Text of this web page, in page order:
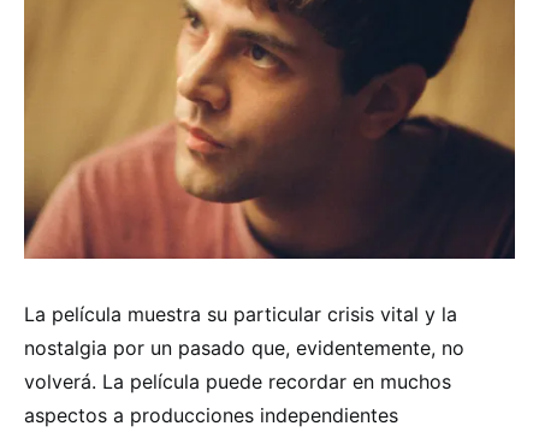
La película muestra su particular crisis vital y la
nostalgia por un pasado que, evidentemente, no
volverá. La película puede recordar en muchos
aspectos a producciones independientes